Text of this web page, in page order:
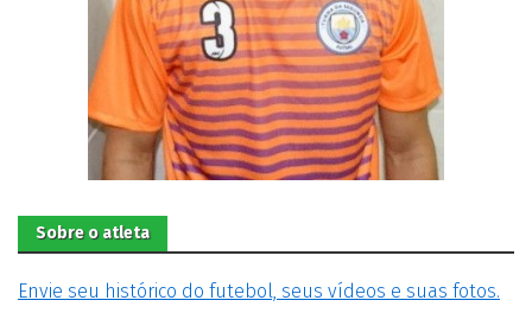
Sobre o atleta
Envie seu histórico do futebol, seus vídeos e suas fotos.